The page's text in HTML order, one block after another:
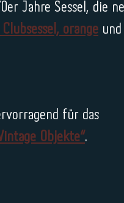
Jahre Sessel, die
orange und
für das
Objekte“.